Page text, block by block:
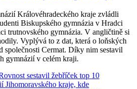
Královéhradeckého kraje zvládli
Biskupského gymnázia v Hradci
trutnovského gymnázia. V angličtině si
Vyplývá to z dat, která o loňských
společnosti Cermat. Díky nim sestavil
gymnázií v celém kraji.